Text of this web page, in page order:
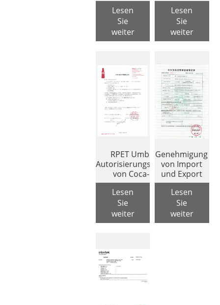
Lesen
Sie
weiter
Lesen
Sie
weiter
RPET Umbrella-
Autorisierungszertifikat
von Coca-Cola
Lesen
Sie
weiter
Genehmigung
von Import
und Export
Lesen
Sie
weiter